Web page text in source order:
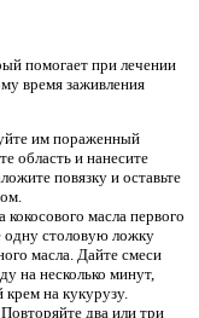
помогает при лечении
время заживления
им пораженный
область и нанесите
повязку и оставьте
масла первого
столовую ложку
масла. Дайте смеси
на несколько минут,
на кукурузу.
два или три